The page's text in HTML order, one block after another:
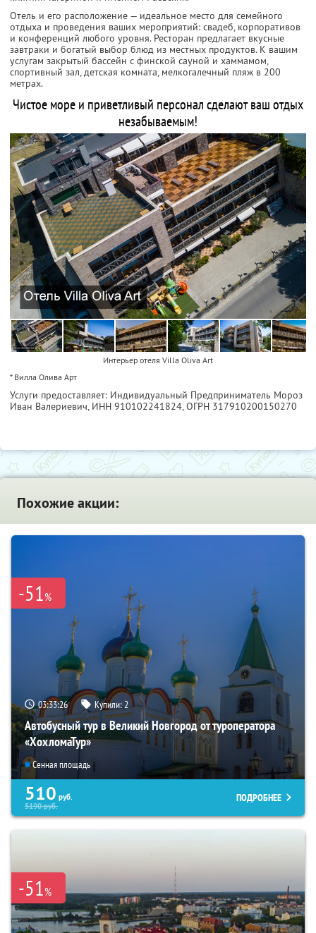
Отель и его расположение — идеальное место для семейного
отдыха и проведения ваших мероприятий: свадеб, корпоративов
и конференций любого уровня. Ресторан предлагает вкусные
завтраки и богатый выбор блюд из местных продуктов. К вашим
услугам закрытый бассейн с финской сауной и хаммамом,
спортивный зал, детская комната, мелкогалечный пляж в 200
метрах.
Чистое море и приветливый персонал сделают ваш отдых
незабываемым!
Интерьер отеля Villa Oliva Art
* Вилла Олива Арт
Услуги предоставляет: Индивидуальный Предприниматель Мороз
Иван Валериевич, ИНН 910102241824, ОГРН 317910200150270
Похожие акции:
-51%
03:33:25 Купили:2
Автобусный тур в Великий Новгород от туроператора
«ХохломаТур»
Сенная площадь
510 руб.
5190руб.
ПОДРОБНЕЕ
-51%